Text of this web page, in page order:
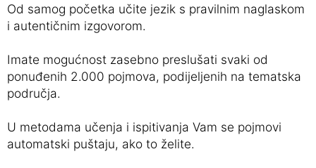
Od samog početka učite jezik s pravilnim naglaskom
i autentičnim izgovorom.
Imate mogućnost zasebno preslušati svaki od
ponuđenih 2.000 pojmova, podijeljenih na tematska
područja.
U metodama učenja i ispitivanja Vam se pojmovi
automatski puštaju, ako to želite.